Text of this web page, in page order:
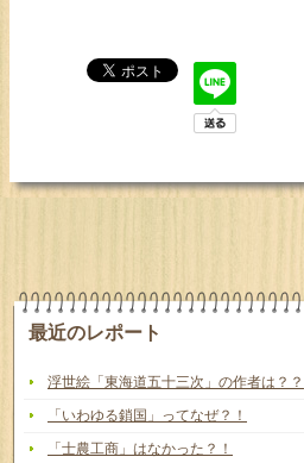
最近のレポート
浮世絵「東海道五十三次」の作者は？？
「いわゆる鎖国」ってなぜ？！
「士農工商」はなかった？！